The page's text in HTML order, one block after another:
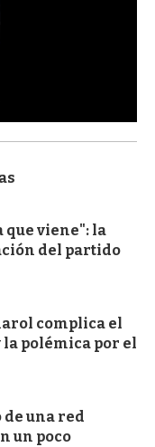
que viene": la
del partido
complica el
la polémica por el
de una red
un poco